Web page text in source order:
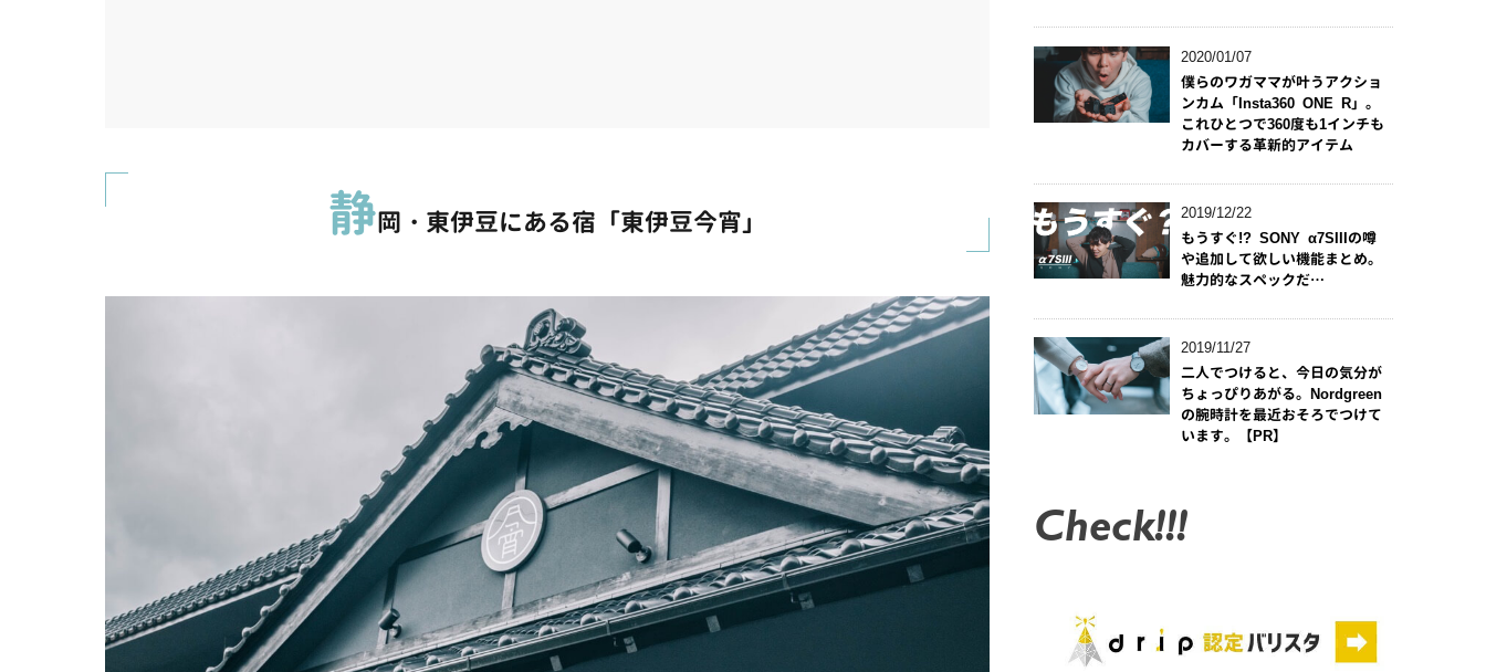
静岡・東伊豆にある宿「東伊豆今宵」
2020/01/07
僕らのワガママが叶うアクショ
ンカム「Insta360 ONE R」。
これひとつで360度も1インチも
カバーする革新的アイテム
2019/12/22
もうすぐ!? SONY α7SIIIの噂
や追加して欲しい機能まとめ。
魅力的なスペックだ…
2019/11/27
二人でつけると、今日の気分が
ちょっぴりあがる。Nordgreen
の腕時計を最近おそろでつけて
います。【PR】
Check!!!